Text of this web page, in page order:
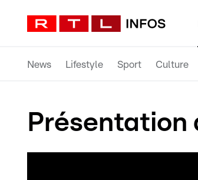
News Lifestyle Sport Culture
Présentation